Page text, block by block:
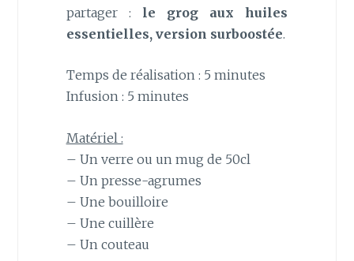
partager : le grog aux huiles
essentielles, version surboostée.
Temps de réalisation : 5 minutes
Infusion : 5 minutes
Matériel :
– Un verre ou un mug de 50cl
– Un presse-agrumes
– Une bouilloire
– Une cuillère
– Un couteau